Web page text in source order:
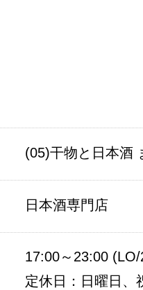
(05)干物と日本酒
日本酒専門店
17:00～23:00
定休日：日曜日、